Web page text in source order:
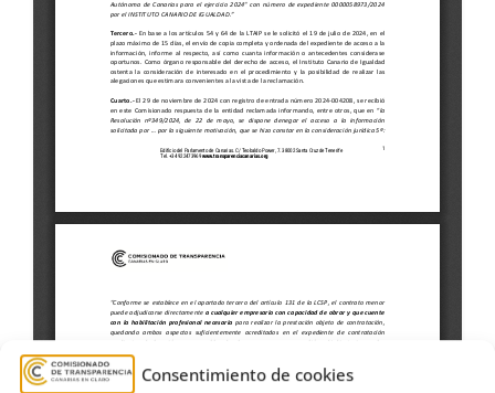
Consentimiento de cookies